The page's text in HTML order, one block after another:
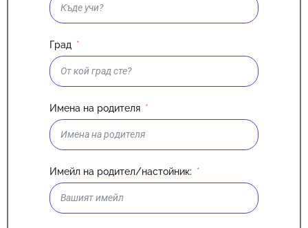
Град
Имена на родителя
Имейл на родител/настойник: